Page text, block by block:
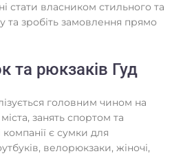
стати власником стильного та
та зробіть замовлення прямо
та рюкзаків Гуд
головним чином на
занять спортом та
є сумки для
велорюкзаки, жіночі,